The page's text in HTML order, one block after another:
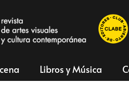
Libros y Música